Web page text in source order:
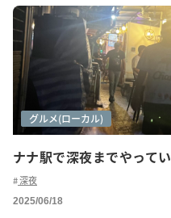
ナナ駅で深夜までやって
グルメ
グルメ(ローカル)
深夜
2025/06/18